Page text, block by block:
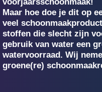
voorjaarsschoonmaak!
Maar hoe doe je dit op
veel
stoffen die slecht zijn
gebruik van water een
watervoorraad. Wij
groene(re)